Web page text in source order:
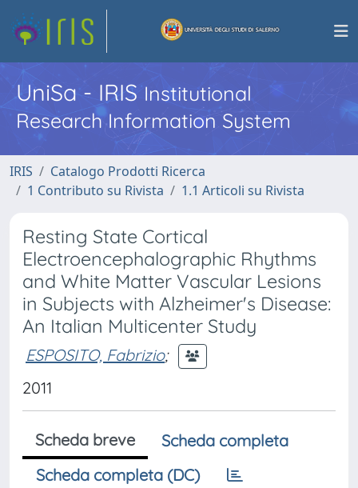
UniSa - IRISInstitutional
Research Information System
IRIS
Catalogo Prodotti Ricerca
1 Contributo su Rivista
1.1 Articoli su Rivista
Resting State Cortical
Electroencephalographic Rhythms
and White Matter Vascular Lesions
in Subjects with Alzheimer's Disease:
An Italian Multicenter Study
ESPOSITO, Fabrizio;
2011
Scheda breve
Scheda completa
Scheda completa (DC)